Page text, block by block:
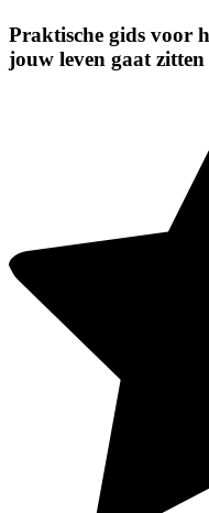
Praktische gids voor
jouw leven gaat zitten